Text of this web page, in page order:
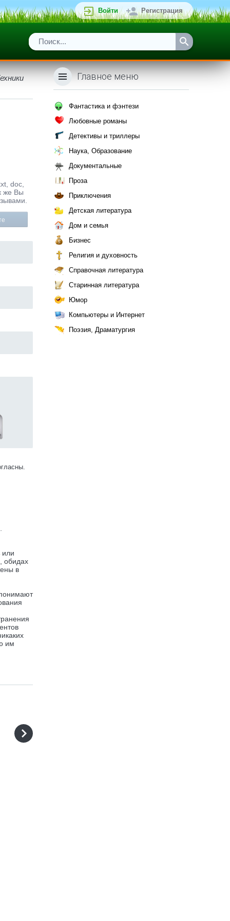
Войти Регистрация
doc,
же Вы
или
обидах
в
им
Главное меню
Фантастика и фэнтези
Любовные романы
Детективы и триллеры
Наука, Образование
Документальные
Проза
Приключения
Детская литература
Дом и семья
Бизнес
Религия и духовность
Справочная литература
Старинная литература
Юмор
Компьютеры и Интернет
Поэзия, Драматургия